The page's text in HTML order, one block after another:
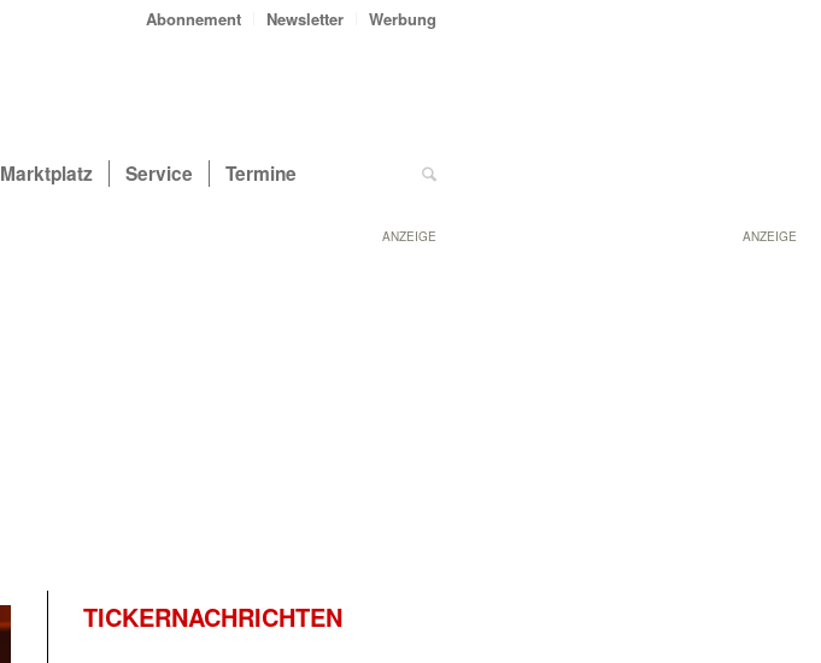
ANZEIGE
Abonnement Newsletter Werbung
Marktplatz Service Termine
ANZEIGE
TICKERNACHRICHTEN